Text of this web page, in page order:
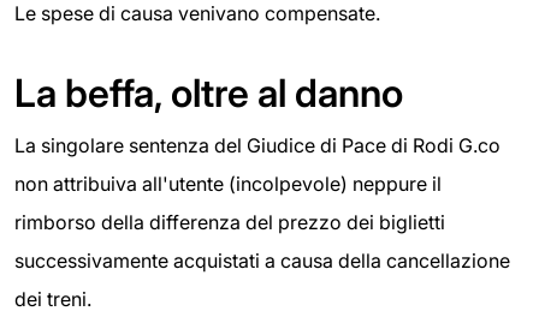
Le spese di causa venivano compensate.
La beffa, oltre al danno
La singolare sentenza del Giudice di Pace di Rodi G.co
non attribuiva all'utente (incolpevole) neppure il
rimborso della differenza del prezzo dei biglietti
successivamente acquistati a causa della cancellazione
dei treni.